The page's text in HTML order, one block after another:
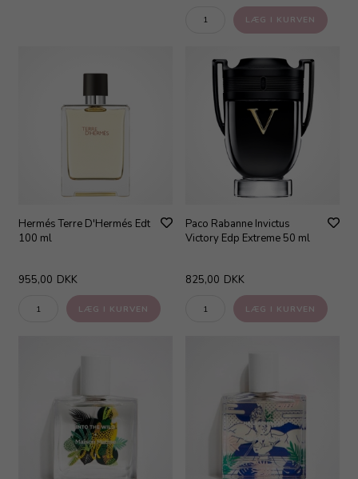
Hermés Terre D'Hermés Edt
100 ml
955,00 DKK
Paco Rabanne Invictus
Victory Edp Extreme 50 ml
825,00 DKK